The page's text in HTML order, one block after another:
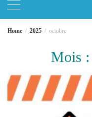
Home 2025 octobre
Mois :